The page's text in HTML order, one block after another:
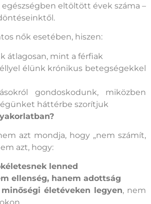
egészségben eltöltött évek száma –
nők esetében, hiszen:
átlagosan, mint a férfiak
élünk krónikus betegségekkel
gondoskodunk, miközben
háttérbe szorítjuk
azt mondja, hogy „nem számít,
azt, hogy:
lenned
ellenség, hanem adottság
életéveken legyen, nem